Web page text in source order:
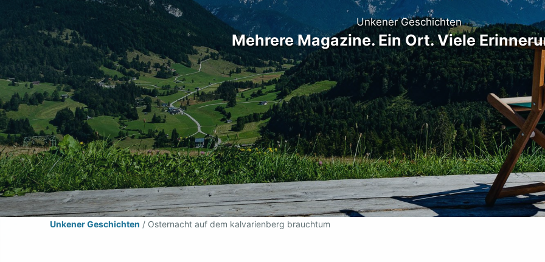
Unkener Geschichten
Mehrere Magazine. Ein Ort. Viele
Unkener Geschichten / Osternacht auf dem kalvarienberg brauchtum